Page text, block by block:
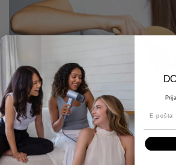
DECEMBER 22 2025
Kako popraviti
preprečevanja do
Naučite se, kako naravno odpraviti